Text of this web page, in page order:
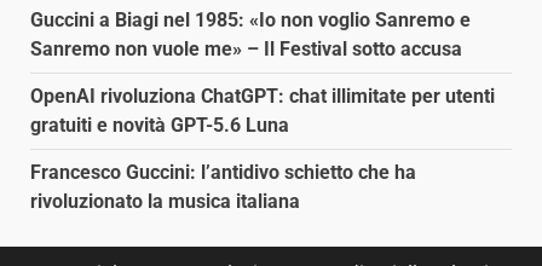
Guccini a Biagi nel 1985: «Io non voglio Sanremo e
Sanremo non vuole me» – Il Festival sotto accusa
OpenAI rivoluziona ChatGPT: chat illimitate per utenti
gratuiti e novità GPT-5.6 Luna
Francesco Guccini: l’antidivo schietto che ha
rivoluzionato la musica italiana